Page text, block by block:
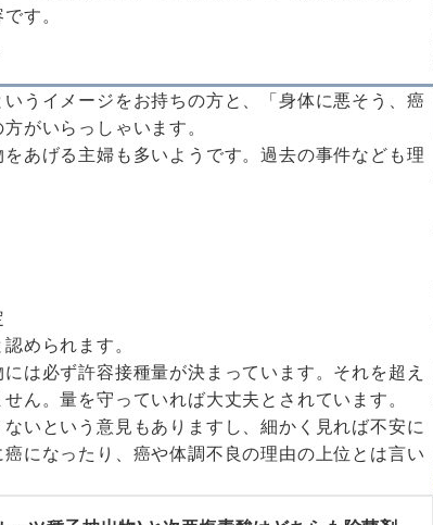
す。
うイメージをお持ちの方と、「身体に悪そう、癌
がいらっしゃいます。
あげる主婦も多いようです。過去の事件なども理
められます。
は必ず許容接種量が決まっています。それを超え
ん。量を守っていれば大丈夫とされています。
いという意見もありますし、細かく見れば不安に
になったり、癌や体調不良の理由の上位とは言い